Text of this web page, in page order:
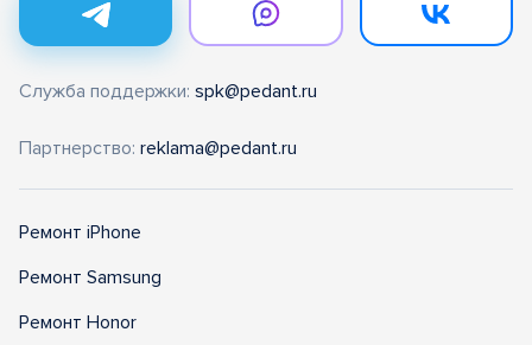
Служба поддержки: spk@pedant.ru
Партнерство: reklama@pedant.ru
Ремонт iPhone
Ремонт Samsung
Ремонт Honor